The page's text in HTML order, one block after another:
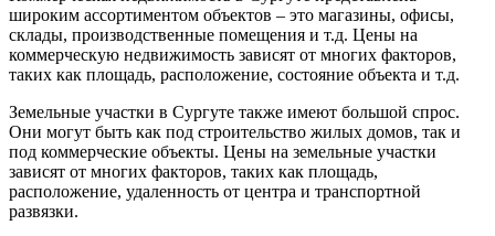
широким ассортиментом объектов – это магазины, офисы,
склады, производственные помещения и т.д. Цены на
коммерческую недвижимость зависят от многих факторов,
таких как площадь, расположение, состояние объекта и т.д.
Земельные участки в Сургуте также имеют большой спрос.
Они могут быть как под строительство жилых домов, так и
под коммерческие объекты. Цены на земельные участки
зависят от многих факторов, таких как площадь,
расположение, удаленность от центра и транспортной
развязки.